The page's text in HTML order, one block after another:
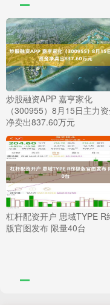
炒股融资APP 嘉亨家化
（300955）8月15日主力
净卖出837.60万元
杠杆配资开户 思域TYPE R
版官图发布 限量40台